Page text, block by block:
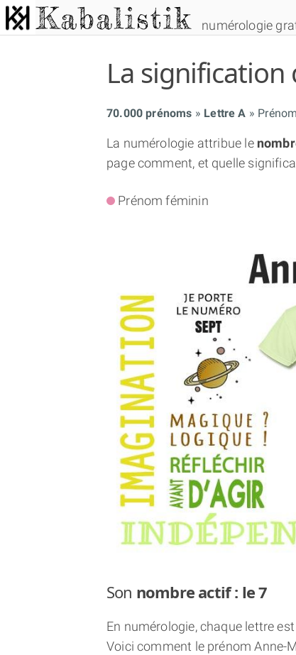
numérologie
La
70.000 prénoms Lettre A
La numérologie attribue le
page comment, et quelle
Prénom féminin
Son nombre actif : le 7
En numérologie, chaque lettre
Voici comment le prénom Anne-